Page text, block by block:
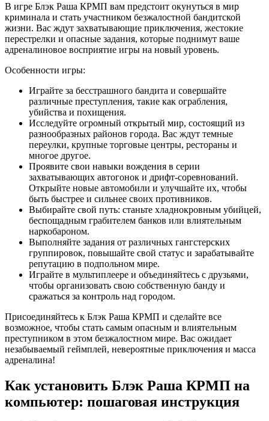
В игре Блэк Раша КРМП вам предстоит окунуться в мир
криминала и стать участником безжалостной бандитской
жизни. Вас ждут захватывающие приключения, жестокие
перестрелки и опасные задания, которые поднимут ваше
адреналиновое восприятие игры на новый уровень.
Особенности игры:
Играйте за бесстрашного бандита и совершайте
различные преступления, такие как ограбления,
убийства и похищения.
Исследуйте огромный открытый мир, состоящий из
разнообразных районов города. Вас ждут темные
переулки, крупные торговые центры, рестораны и
многое другое.
Проявите свои навыки вождения в серии
захватывающих автогонок и дрифт-соревнований.
Открыйте новые автомобили и улучшайте их, чтобы
быть быстрее и сильнее своих противников.
Выбирайте свой путь: станьте хладнокровным убийцей,
беспощадным грабителем банков или влиятельным
наркобароном.
Выполняйте задания от различных гангстерских
группировок, повышайте свой статус и зарабатывайте
репутацию в подпольном мире.
Играйте в мультиплеере и объединяйтесь с друзьями,
чтобы организовать свою собственную банду и
сражаться за контроль над городом.
Присоединяйтесь к Блэк Раша КРМП и сделайте все
возможное, чтобы стать самым опасным и влиятельным
преступником в этом безжалостном мире. Вас ожидает
незабываемый геймплей, невероятные приключения и масса
адреналина!
Как установить Блэк Раша КРМП на
компьютер: пошаговая инструкция